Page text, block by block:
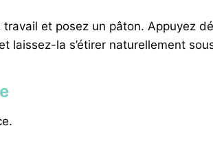
et posez un pâton. Appuyez
laissez-la s’étirer naturellement